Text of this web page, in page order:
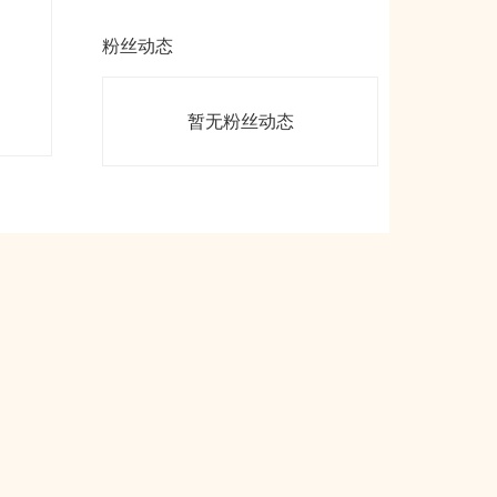
粉丝动态
暂无粉丝动态